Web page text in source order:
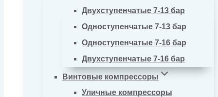
Двухступенчатые 7-13 бар
Одноступенчатые 7-13 бар
Одноступенчатые 7-16 бар
Двухступенчатые 7-16 бар
Винтовые компрессоры
Уличные компрессоры